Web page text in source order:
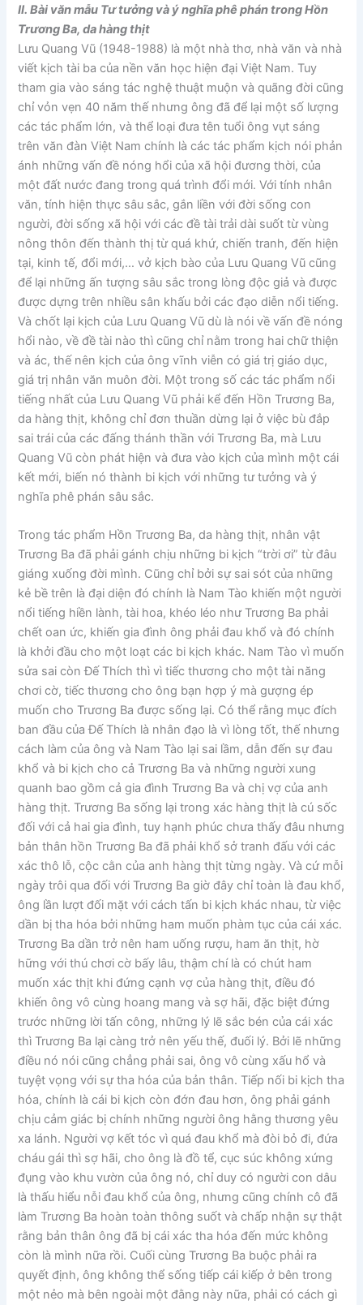
II. Bài văn mẫu Tư tưởng và ý nghĩa phê phán trong Hồn
Trương Ba, da hàng thịt
Lưu Quang Vũ (1948-1988) là một nhà thơ, nhà văn và nhà
viết kịch tài ba của nền văn học hiện đại Việt Nam. Tuy
tham gia vào sáng tác nghệ thuật muộn và quãng đời cũng
chỉ vỏn vẹn 40 năm thế nhưng ông đã để lại một số lượng
các tác phẩm lớn, và thể loại đưa tên tuổi ông vụt sáng
trên văn đàn Việt Nam chính là các tác phẩm kịch nói phản
ánh những vấn đề nóng hổi của xã hội đương thời, của
một đất nước đang trong quá trình đổi mới. Với tính nhân
văn, tính hiện thực sâu sắc, gắn liền với đời sống con
người, đời sống xã hội với các đề tài trải dài suốt từ vùng
nông thôn đến thành thị từ quá khứ, chiến tranh, đến hiện
tại, kinh tế, đổi mới,… vở kịch bào của Lưu Quang Vũ cũng
để lại những ấn tượng sâu sắc trong lòng độc giả và được
được dựng trên nhiều sân khấu bởi các đạo diễn nổi tiếng.
Và chốt lại kịch của Lưu Quang Vũ dù là nói về vấn đề nóng
hổi nào, về đề tài nào thì cũng chỉ nằm trong hai chữ thiện
và ác, thế nên kịch của ông vĩnh viễn có giá trị giáo dục,
giá trị nhân văn muôn đời. Một trong số các tác phẩm nổi
tiếng nhất của Lưu Quang Vũ phải kể đến Hồn Trương Ba,
da hàng thịt, không chỉ đơn thuần dừng lại ở việc bù đắp
sai trái của các đấng thánh thần với Trương Ba, mà Lưu
Quang Vũ còn phát hiện và đưa vào kịch của mình một cái
kết mới, biến nó thành bi kịch với những tư tưởng và ý
nghĩa phê phán sâu sắc.
Trong tác phẩm Hồn Trương Ba, da hàng thịt, nhân vật
Trương Ba đã phải gánh chịu những bi kịch “trời ơi” từ đâu
giáng xuống đời mình. Cũng chỉ bởi sự sai sót của những
kẻ bề trên là đại diện đó chính là Nam Tào khiến một người
nổi tiếng hiền lành, tài hoa, khéo léo như Trương Ba phải
chết oan ức, khiến gia đình ông phải đau khổ và đó chính
là khởi đầu cho một loạt các bi kịch khác. Nam Tào vì muốn
sửa sai còn Đế Thích thì vì tiếc thương cho một tài năng
chơi cờ, tiếc thương cho ông bạn hợp ý mà gượng ép
muốn cho Trương Ba được sống lại. Có thể rằng mục đích
ban đầu của Đế Thích là nhân đạo là vì lòng tốt, thế nhưng
cách làm của ông và Nam Tào lại sai lầm, dẫn đến sự đau
khổ và bi kịch cho cả Trương Ba và những người xung
quanh bao gồm cả gia đình Trương Ba và chị vợ của anh
hàng thịt. Trương Ba sống lại trong xác hàng thịt là cú sốc
đối với cả hai gia đình, tuy hạnh phúc chưa thấy đâu nhưng
bản thân hồn Trương Ba đã phải khổ sở tranh đấu với các
xác thô lỗ, cộc cằn của anh hàng thịt từng ngày. Và cứ mỗi
ngày trôi qua đối với Trương Ba giờ đây chỉ toàn là đau khổ,
ông lần lượt đối mặt với cách tấn bi kịch khác nhau, từ việc
dần bị tha hóa bởi những ham muốn phàm tục của cái xác.
Trương Ba dần trở nên ham uống rượu, ham ăn thịt, hờ
hững với thú chơi cờ bấy lâu, thậm chí là có chút ham
muốn xác thịt khi đứng cạnh vợ của hàng thịt, điều đó
khiến ông vô cùng hoang mang và sợ hãi, đặc biệt đứng
trước những lời tấn công, những lý lẽ sắc bén của cái xác
thì Trương Ba lại càng trở nên yếu thế, đuối lý. Bởi lẽ những
điều nó nói cũng chẳng phải sai, ông vô cùng xấu hổ và
tuyệt vọng với sự tha hóa của bản thân. Tiếp nối bi kịch tha
hóa, chính là cái bi kịch còn đớn đau hơn, ông phải gánh
chịu cảm giác bị chính những người ông hằng thương yêu
xa lánh. Người vợ kết tóc vì quá đau khổ mà đòi bỏ đi, đứa
cháu gái thì sợ hãi, cho ông là đồ tể, cục súc không xứng
đụng vào khu vườn của ông nó, chỉ duy có người con dâu
là thấu hiểu nỗi đau khổ của ông, nhưng cũng chính cô đã
làm Trương Ba hoàn toàn thông suốt và chấp nhận sự thật
rằng bản thân ông đã bị cái xác tha hóa đến mức không
còn là mình nữa rồi. Cuối cùng Trương Ba buộc phải ra
quyết định, ông không thể sống tiếp cái kiếp ở bên trong
một nẻo mà bên ngoài một đằng này nữa, phải có cách gì